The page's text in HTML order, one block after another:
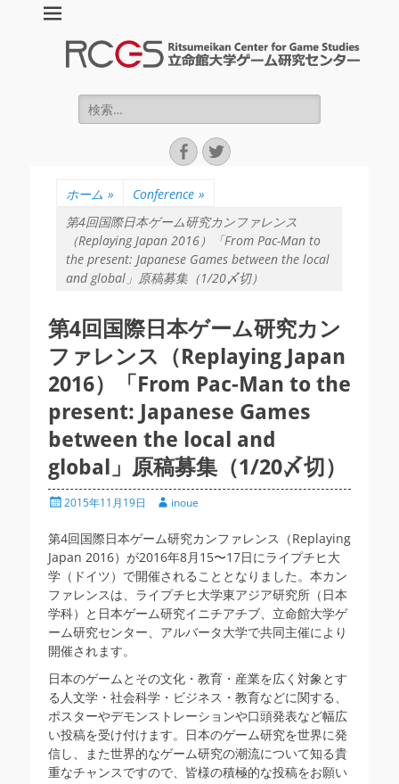
立命館大学ゲーム
Ritsumeikan
Center for Game
検
索:
Facebook
Twitter
ホーム » Conference »
第4回国際日本ゲーム研究カンファレンス
（Replaying Japan 2016）「From Pac-Man to
the present: Japanese Games between the local
and global」原稿募集（1/20〆切）
第4回国際日本ゲーム研究カン
ファレンス（Replaying Japan
2016）「From Pac-Man to the
present: Japanese Games
between the local and
global」原稿募集（1/20〆切）
投
日
2015年11月19日
投
者
inoue
第4回国際日本ゲーム研究カンファレンス（Replaying
Japan 2016）が2016年8月15〜17日にライプチヒ大
学（ドイツ）で開催されることとなりました。本カン
ファレンスは、ライプチヒ大学東アジア研究所（日本
学科）と日本ゲーム研究イニチアチブ、立命館大学ゲ
ーム研究センター、アルバータ大学で共同主催により
開催されます。
日本のゲームとその文化・教育・産業を広く対象とす
る人文学・社会科学・ビジネス・教育などに関する、
ポスターやデモンストレーションや口頭発表など幅広
い投稿を受け付けます。日本のゲーム研究を世界に発
信し、また世界的なゲーム研究の潮流について知る貴
重なチャンスですので、皆様の積極的な投稿をお願い